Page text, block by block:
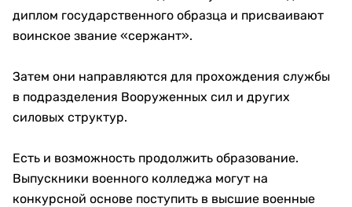
диплом государственного образца и присваивают
воинское звание «сержант».
Затем они направляются для прохождения службы
в подразделения Вооруженных сил и других
силовых структур.
Есть и возможность продолжить образование.
Выпускники военного колледжа могут на
конкурсной основе поступить в высшие военные